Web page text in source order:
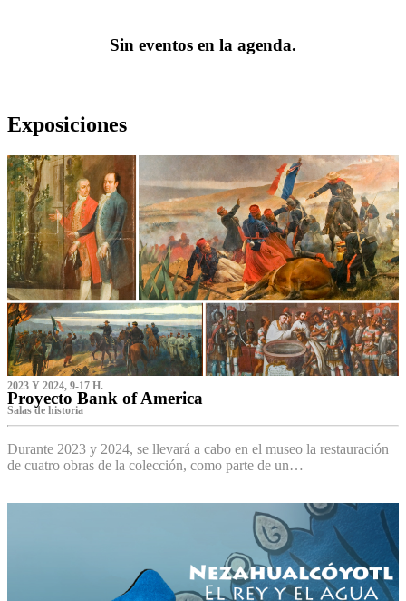
Sin eventos en la agenda.
Exposiciones
2023 Y 2024, 9-17 H.
Proyecto Bank of America
S‌alas de historia
Durante 2023 y 2024, se llevará a cabo en el museo la restauración
de cuatro obras de la colección, como parte de un…